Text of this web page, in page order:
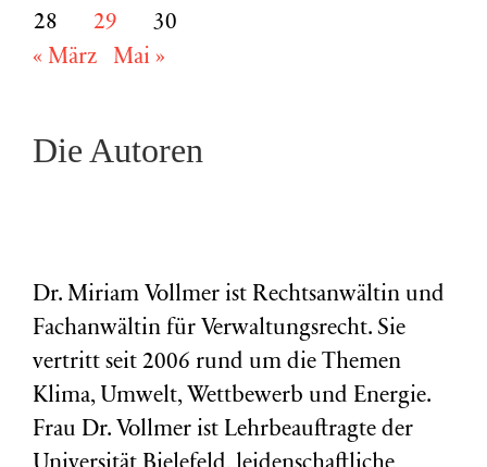
28
29
30
« März
Mai »
Die Autoren
Dr. Miriam Vollmer ist Rechtsanwältin und
Fachanwältin für Verwaltungsrecht. Sie
vertritt seit 2006 rund um die Themen
Klima, Umwelt, Wettbewerb und Energie.
Frau Dr. Vollmer ist Lehrbeauftragte der